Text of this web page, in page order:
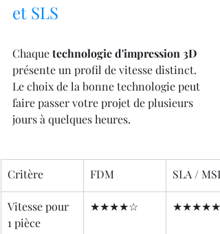
et SLS
Chaque technologie d'impression 3D
présente un profil de vitesse distinct.
Le choix de la bonne technologie peut
faire passer votre projet de plusieurs
jours à quelques heures.
Critère FDM SLA /
Vitesse pour
1 pièce
★★★★☆ ★★★★★